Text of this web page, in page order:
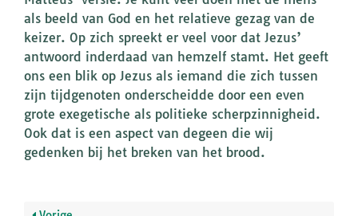
als beeld van God en het relatieve gezag van de
keizer. Op zich spreekt er veel voor dat Jezus’
antwoord inderdaad van hemzelf stamt. Het geeft
ons een blik op Jezus als iemand die zich tussen
zijn tijdgenoten onderscheidde door een even
grote exegetische als politieke scherpzinnigheid.
Ook dat is een aspect van degeen die wij
gedenken bij het breken van het brood.